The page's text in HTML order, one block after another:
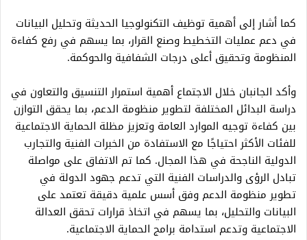
كما أشار إلى أهمية توظيف التكنولوجيا الحديثة وتحليل البيانات
في دعم عمليات التخطيط وصنع القرار، بما يسهم في رفع كفاءة
المنظومة وتحقيق أعلى درجات الشفافية والحوكمة.
وأكد الجانبان خلال الاجتماع أهمية استمرار التنسيق والتعاون في
دراسة البدائل المختلفة لتطوير منظومة الدعم، بما يحقق التوازن
بين كفاءة توجيه الموارد العامة وتعزيز مظلة الحماية الاجتماعية
للفئات الأكثر احتياجًا مع الاستفادة من الخبرات الفنية والتجارب
الدولية الناجحة في هذا المجال. كما تم الاتفاق على مواصلة
تبادل الرؤى والدراسات الفنية التي تدعم جهود الدولة في
تطوير منظومة الدعم وفق أسس علمية دقيقة تعتمد على
البيانات والتحليل، بما يسهم في اتخاذ قرارات تحقق العدالة
الاجتماعية وتدعم استدامة برامج الحماية الاجتماعية.